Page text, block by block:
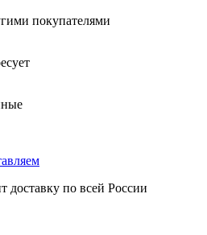
покупателями
доставку по всей России